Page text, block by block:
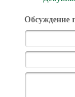
Обсуждение